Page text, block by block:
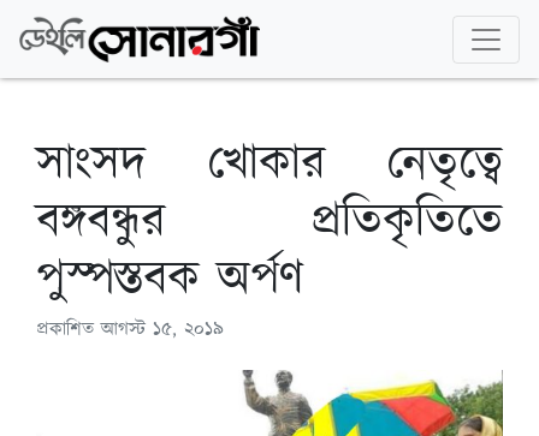
সাংসদ খোকার নেতৃত্বে
বঙ্গবন্ধুর প্রতিকৃতিতে
পুস্পস্তবক অর্পণ
প্রকাশিতআগস্ট ১৫, ২০১৯